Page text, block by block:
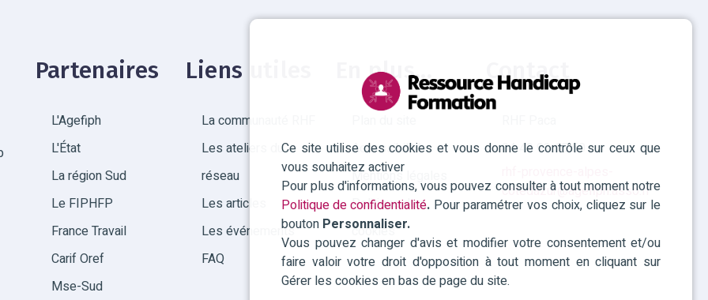
Ce site utilise des cookies et vous donne le contrôle sur ceux que
vous souhaitez activer
Pour plus d'informations, vous pouvez consulter à tout moment notre
Politique de confidentialité. Pour paramétrer vos choix, cliquez sur le
bouton Personnaliser.
Vous pouvez changer d'avis et modifier votre consentement et/ou
faire valoir votre droit d'opposition à tout moment en cliquant sur
Gérer les cookies en bas de page du site.
Partenaires
L'Agefiph
L'État
La région Sud
Le FIPHFP
France Travail
Carif Oref
Mse-Sud
Liens utiles
La communauté RHF
Les ateliers du
réseau
Les articles
Les événements
FAQ
En plus...
Accessibilité
Mentions légales
Politique des
cookies
Contact
04 42 93 15 50
cotedazur@agefiph.asso.fr